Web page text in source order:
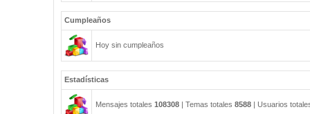
Cumpleaños
Hoy sin cumpleaños
Estadísticas
Mensajes totales 108308| Temas totales 8588| Usuarios